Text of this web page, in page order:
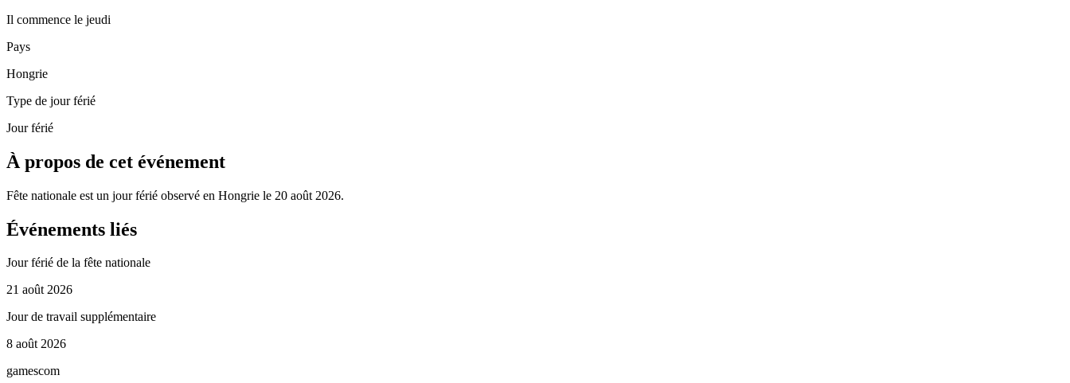
Il commence le jeudi
Pays
Hongrie
Type de jour férié
Jour férié
À propos de cet événement
Fête nationale est un jour férié observé en Hongrie le 20 août 2026.
Événements liés
Jour férié de la fête nationale
21 août 2026
Jour de travail supplémentaire
8 août 2026
gamescom